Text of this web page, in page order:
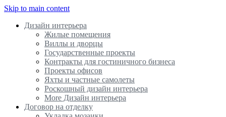
Skip to main content
Дизайн интерьера
Жилые помещения
Виллы и дворцы
Государственные проекты
Контракты для гостиничного бизнеса
Проекты офисов
Яхты и частные самолеты
Роскошный дизайн интерьера
More Дизайн интерьера
Договор на отделку